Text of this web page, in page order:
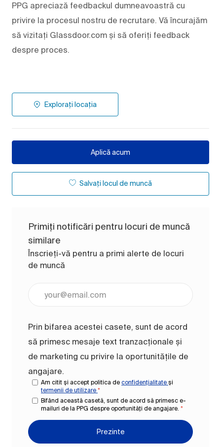
PPG apreciază feedbackul dumneavoastră cu
privire la procesul nostru de recrutare. Vă încurajăm
să vizitați Glassdoor.com și să oferiți feedback
despre proces.
Explorați locația
Aplică acum
Salvați locul de muncă
Primiți notificări pentru locuri de muncă
similare
Înscrieți-vă pentru a primi alerte de locuri
de muncă
Prin bifarea acestei casete, sunt de acord
să primesc mesaje text tranzacționale și
de marketing cu privire la oportunitățile de
angajare.
Am citit și accept politica de confidențialitate și
termenii de utilizare *
Bifând această casetă, sunt de acord să primesc e-
mailuri de la PPG despre oportunități de angajare. *
Prezinte